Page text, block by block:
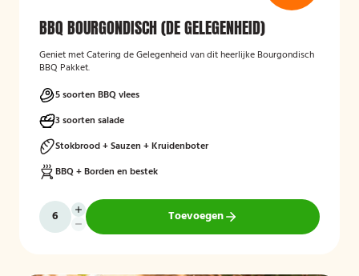
BBQ BOURGONDISCH (DE GELEGENHEID)
Geniet met Catering de Gelegenheid van dit heerlijke Bourgondisch
BBQ Pakket.
5 soorten BBQ vlees
3 soorten salade
Stokbrood + Sauzen + Kruidenboter
BBQ + Borden en bestek
Toevoegen